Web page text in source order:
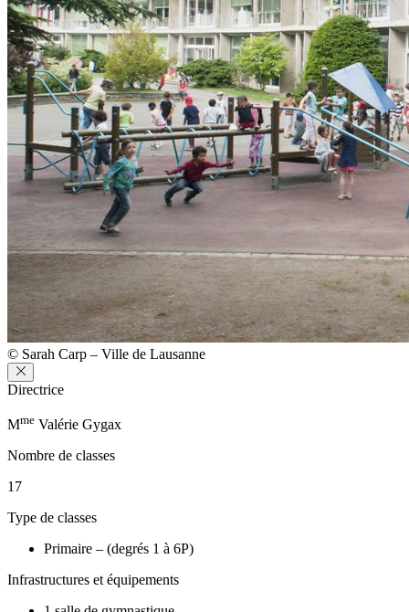
© Sarah Carp – Ville de Lausanne
Directrice
Mme Valérie Gygax
Nombre de classes
17
Type de classes
Primaire – (degrés 1 à 6P)
Infrastructures et équipements